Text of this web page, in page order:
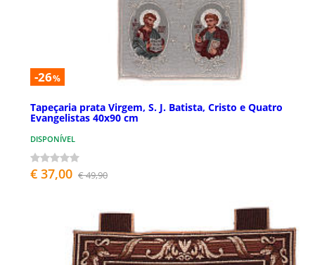
-26%
Tapeçaria prata Virgem, S. J. Batista, Cristo e Quatro
Evangelistas 40x90 cm
DISPONÍVEL
€ 37,00 € 49,90